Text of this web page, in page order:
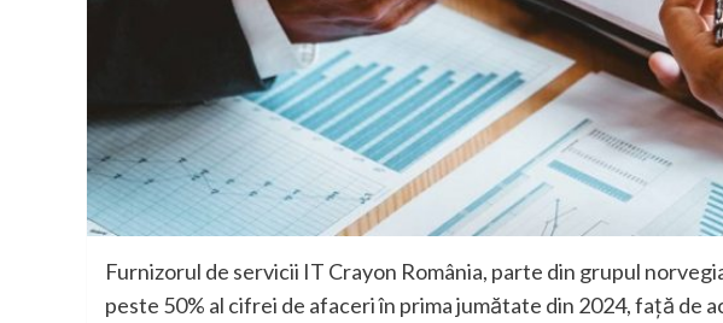
Furnizorul de servicii IT Crayon România, parte din grupul
peste 50% al cifrei de afaceri în prima jumătate din 2024, față de